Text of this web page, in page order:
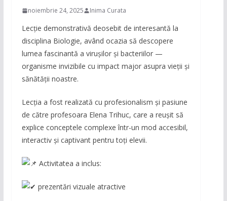
noiembrie 24, 2025 Inima Curata
Lecție demonstrativă deosebit de interesantă la
disciplina Biologie, având ocazia să descopere
lumea fascinantă a virușilor și bacteriilor —
organisme invizibile cu impact major asupra vieții și
sănătății noastre.
Lecția a fost realizată cu profesionalism și pasiune
de către profesoara Elena Trihuc, care a reușit să
explice conceptele complexe într-un mod accesibil,
interactiv și captivant pentru toți elevii.
Activitatea a inclus:
prezentări vizuale atractive